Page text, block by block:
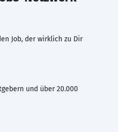
Job, der wirklich zu Dir
und über 20.000